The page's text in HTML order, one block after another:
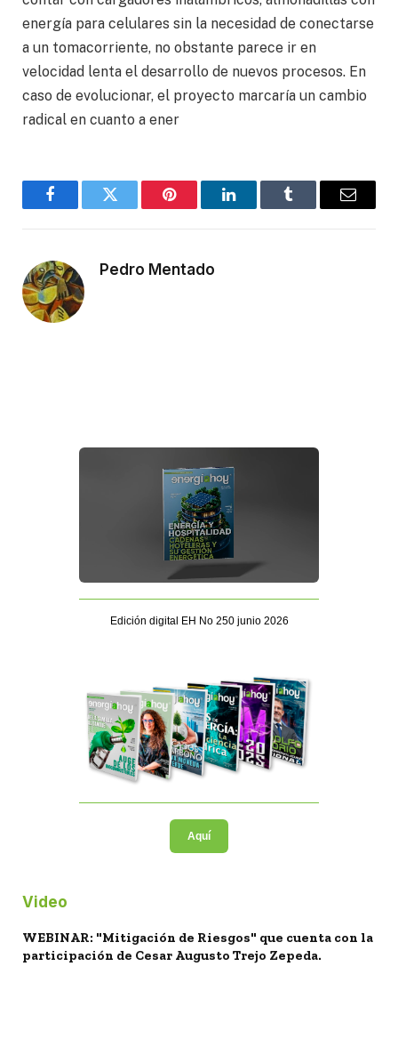
energía para celulares sin la necesidad de conectarse
a un tomacorriente, no obstante parece ir en
velocidad lenta el desarrollo de nuevos procesos. En
caso de evolucionar, el proyecto marcaría un cambio
radical en cuanto a ener
FacebookTwitter Pinterest LinkedInTumblr Email
Pedro Mentado
Edición digital EH No 250 junio 2026
Aquí
Video
WEBINAR: "Mitigación de Riesgos" que cuenta con la
participación de Cesar Augusto Trejo Zepeda.